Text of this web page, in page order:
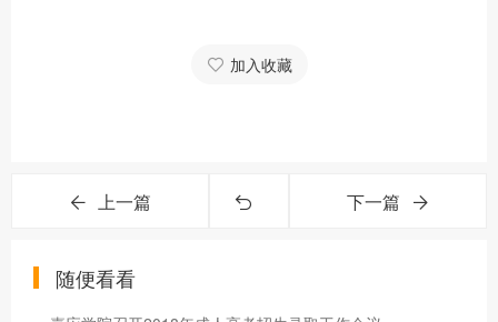
加入收藏
上一篇 下一篇
随便看看